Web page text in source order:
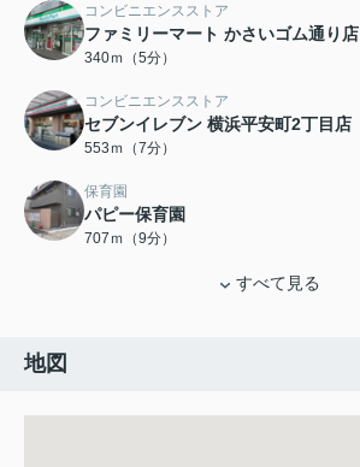
コンビニエンスストア
ファミリーマート かさいゴム通り店
340ｍ（5分）
コンビニエンスストア
セブンイレブン 横浜平安町2丁目店
553ｍ（7分）
保育園
パピー保育園
707ｍ（9分）
すべて見る
地図